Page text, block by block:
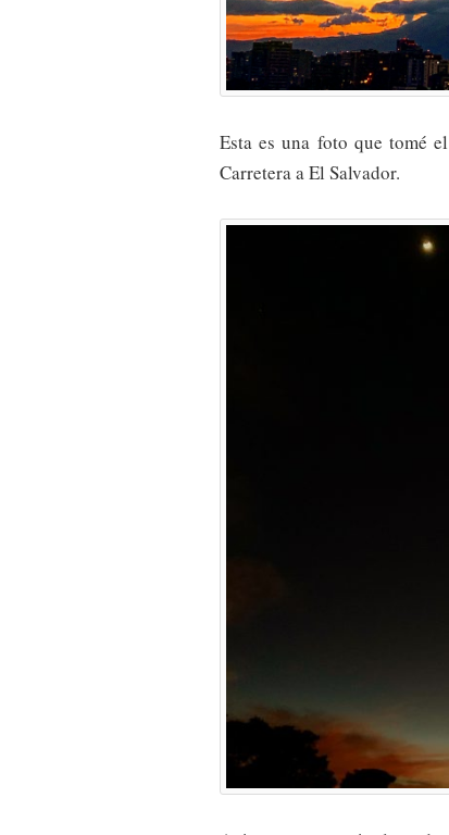
Esta es una foto que tomé
Carretera a El Salvador.